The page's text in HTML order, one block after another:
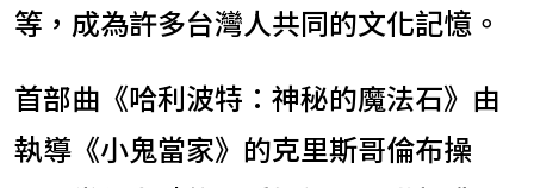
等，成為許多台灣人共同的文化記憶。
首部曲《哈利波特：神秘的魔法石》由
執導《小鬼當家》的克里斯哥倫布操